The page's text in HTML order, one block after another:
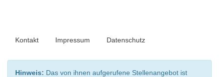
Kontakt Impressum Datenschutz
Hinweis: Das von ihnen aufgerufene Stellenangebot ist